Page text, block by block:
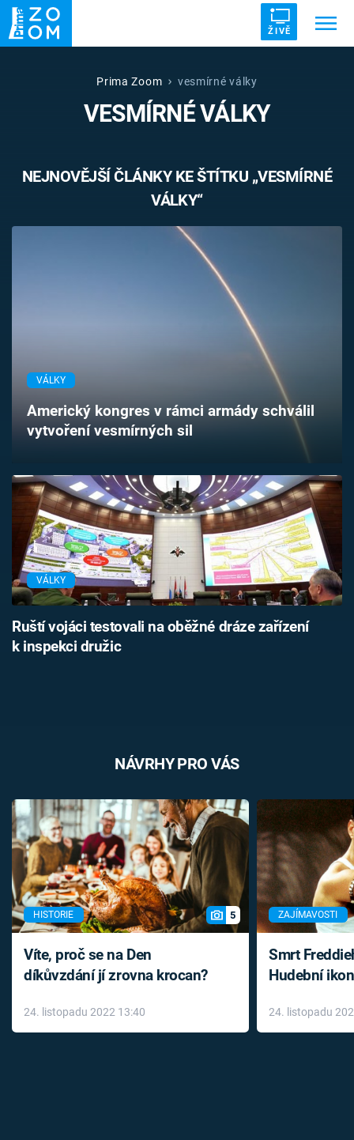
ŽIVĚ
ZRÁDCI UFO DRUHÁ SVĚTOVÁ VÁLKA
VETŘELCI DÁVNOVĚKU
Časopis
Sledujte prima+
Sledujte nás
Prima Zoom vesmírné války
VESMÍRNÉ VÁLKY
NEJNOVĚJŠÍ ČLÁNKY KE ŠTÍTKU „VESMÍRNÉ
VÁLKY“
VÁLKY
Americký kongres v rámci armády schválil
vytvoření vesmírných sil
VÁLKY
Ruští vojáci testovali na oběžné dráze zařízení
k inspekci družic
NÁVRHY PRO VÁS
HISTORIE 5
Víte, proč se na Den
díkůvzdání jí zrovna krocan?
24. listopadu 2022 13:40
ZAJÍMAVOSTI
Smrt
Hudební
léky
24. listopadu